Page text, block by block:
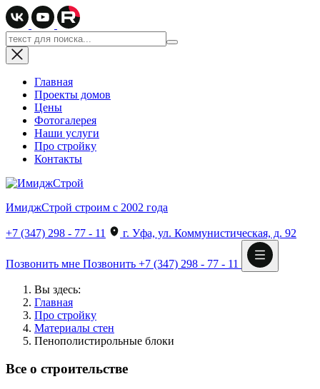
Главная
Проекты домов
Цены
Фотогалерея
Наши услуги
Про стройку
Контакты
ИмиджСтрой строим с 2002 года
+7 (347) 298 - 77 - 11 г. Уфа, ул. Коммунистическая, д. 92
Позвонить мне Позвонить +7 (347) 298 - 77 - 11
Вы здесь:
Главная
Про стройку
Материалы стен
Пенополистирольные блоки
Все о строительстве